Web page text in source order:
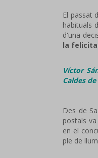
El passat
habituals
d'una
la
Víctor
Caldes
Des de
postals
en el
ple de